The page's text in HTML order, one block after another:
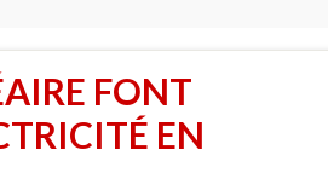
FONT
EN